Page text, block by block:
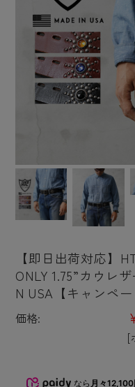
【即日出荷対応】
ONLY 1.75”カウレ
N USA【キャンペー
価格:
[
なら 月々12,100